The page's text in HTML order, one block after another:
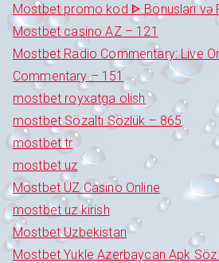
Mostbet promo kod ᐈ Bonusları və
Mostbet casino AZ – 121
Mostbet Radio Commentary: Live
Commentary – 151
mostbet royxatga olish
mostbet Sözaltı Sözlük – 865
mostbet tr
mostbet uz
Mostbet UZ Casino Online
mostbet uz kirish
Mostbet Uzbekistan
Mostbet Yukle Azerbaycan Apk